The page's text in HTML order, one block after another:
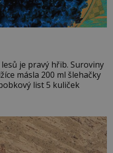
pravý hřib. Suroviny
másla 200 ml šlehačky
list 5 kuliček